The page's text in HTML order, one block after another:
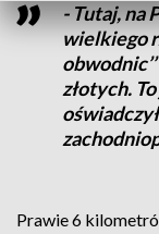
- Tutaj, na
wielkiego
złotych.
Prawie 6